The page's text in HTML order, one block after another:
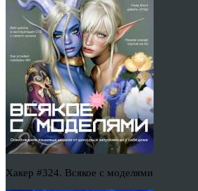
Хакер #324. Всякое с моделями